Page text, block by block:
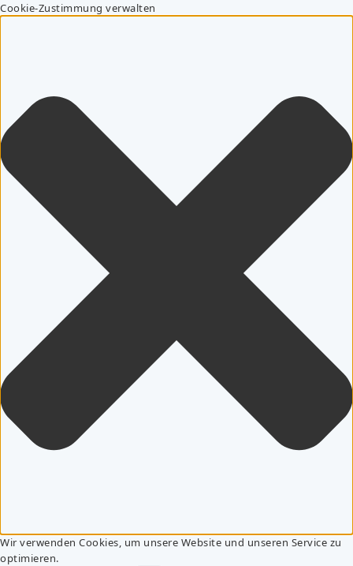
Cookie-Zustimmung verwalten
Wir verwenden Cookies, um unsere Website und unseren Service zu
optimieren.